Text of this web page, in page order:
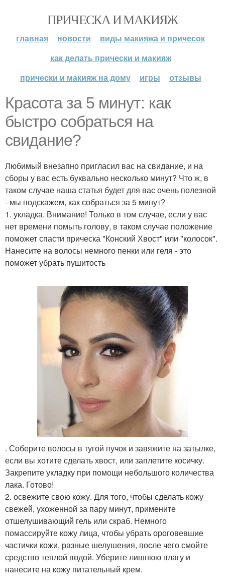
ПРИЧЕСКА И МАКИЯЖ
главная новости
виды макияжа и причесок
как делать прически и макияж
прически и макияж на дому
игры отзывы
Красота за 5 минут: как
быстро собраться на
свидание?
Любимый внезапно пригласил вас на свидание, и на
сборы у вас есть буквально несколько минут? Что ж, в
таком случае наша статья будет для вас очень полезной
- мы подскажем, как собраться за 5 минут?
1. укладка. Внимание! Только в том случае, если у вас
нет времени помыть голову, в таком случае положение
поможет спасти прическа "Конский Хвост" или "колосок".
Нанесите на волосы немного пенки или геля - это
поможет убрать пушитость
. Соберите волосы в тугой пучок и завяжите на затылке,
если вы хотите сделать хвост, или заплетите косичку.
Закрепите укладку при помощи небольшого количества
лака. Готово!
2. освежите свою кожу. Для того, чтобы сделать кожу
свежей, ухоженной за пару минут, примените
отшелушивающий гель или скраб. Немного
помассируйте кожу лица, чтобы убрать ороговевшие
частички кожи, разные шелушения, после чего смойте
средство теплой водой. Уберите лишнюю влагу и
нанесите на кожу питательный крем.